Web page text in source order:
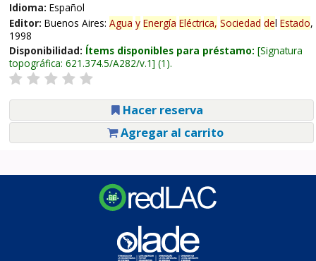
Idioma: Español
Editor: Buenos Aires: Agua y Energía Eléctrica, Sociedad del Estado,
1998
Disponibilidad: Ítems disponibles para préstamo: Signatura
topográfica: 621.374.5/A282/v.1 (1).
Hacer reserva
Agregar al carrito